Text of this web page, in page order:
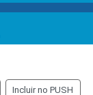
Incluir no PUSH